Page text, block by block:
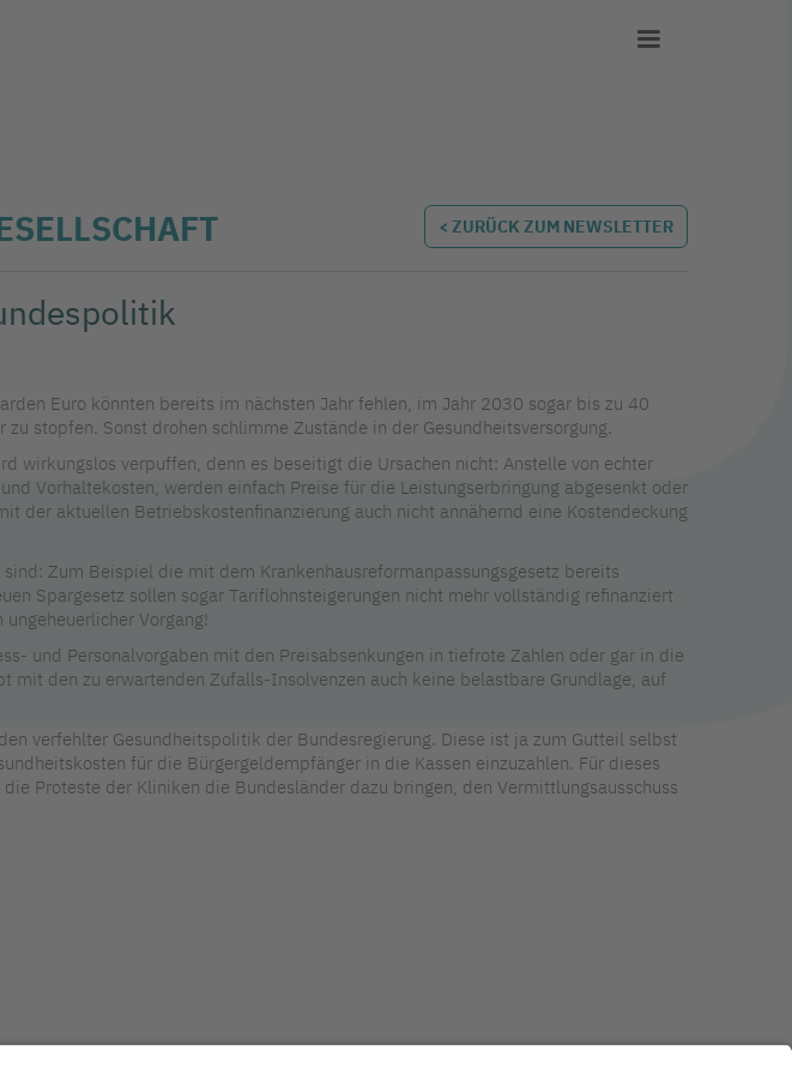
< ZURÜCK ZUM NEWSLETTER
Euro könnten bereits im nächsten Jahr fehlen, im Jahr 2030 sogar bis zu 40
stopfen. Sonst drohen schlimme Zustände in der Gesundheitsversorgung.
wirkungslos verpuffen, denn es beseitigt die Ursachen nicht: Anstelle von echter
Vorhaltekosten, werden einfach Preise für die Leistungserbringung abgesenkt oder
der aktuellen Betriebskostenfinanzierung auch nicht annähernd eine Kostendeckung
Zum Beispiel die mit dem Krankenhausreformanpassungsgesetz bereits
Spargesetz sollen sogar Tariflohnsteigerungen nicht mehr vollständig refinanziert
Vorgang!
und Personalvorgaben mit den Preisabsenkungen in tiefrote Zahlen oder gar in die
mit den zu erwartenden Zufalls-Insolvenzen auch keine belastbare Grundlage, auf
verfehlter Gesundheitspolitik der Bundesregierung. Diese ist ja zum Gutteil selbst
für die Bürgergeldempfänger in die Kassen einzuzahlen. Für dieses
Proteste der Kliniken die Bundesländer dazu bringen, den Vermittlungsausschuss